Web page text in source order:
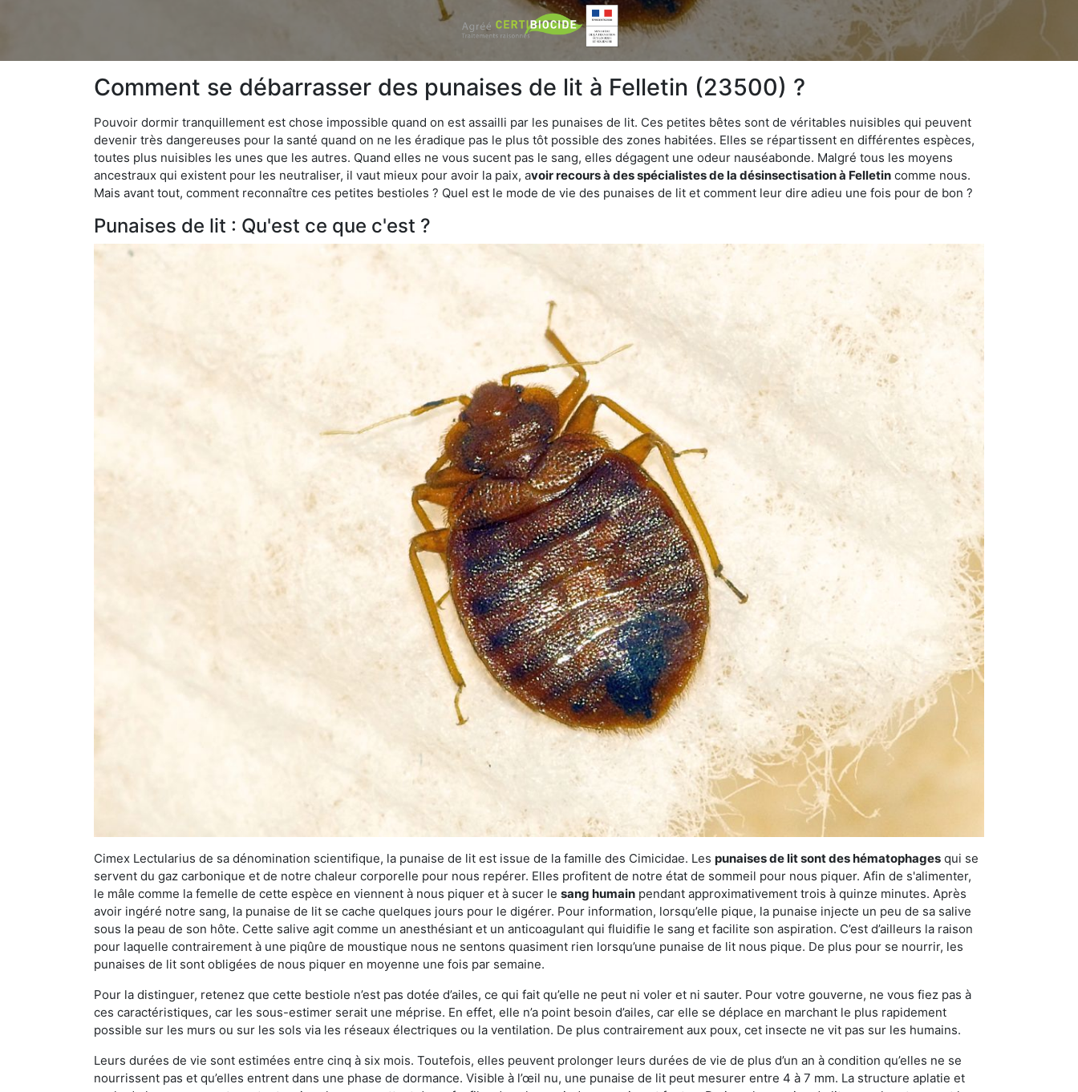
Comment se débarrasser des punaises de lit à Felletin (23500) ?
Pouvoir dormir tranquillement est chose impossible quand on est assailli par les punaises de lit. Ces petites bêtes sont de véritables nuisibles qui peuvent
devenir très dangereuses pour la santé quand on ne les éradique pas le plus tôt possible des zones habitées. Elles se répartissent en différentes espèces,
toutes plus nuisibles les unes que les autres. Quand elles ne vous sucent pas le sang, elles dégagent une odeur nauséabonde. Malgré tous les moyens
ancestraux qui existent pour les neutraliser, il vaut mieux pour avoir la paix, avoir recours à des spécialistes de la désinsectisation à Felletin comme nous.
Mais avant tout, comment reconnaître ces petites bestioles ? Quel est le mode de vie des punaises de lit et comment leur dire adieu une fois pour de bon ?
Punaises de lit : Qu'est ce que c'est ?
Cimex Lectularius de sa dénomination scientifique, la punaise de lit est issue de la famille des Cimicidae. Les punaises de lit sont des hématophages qui se
servent du gaz carbonique et de notre chaleur corporelle pour nous repérer. Elles profitent de notre état de sommeil pour nous piquer. Afin de s'alimenter,
le mâle comme la femelle de cette espèce en viennent à nous piquer et à sucer le sang humain pendant approximativement trois à quinze minutes. Après
avoir ingéré notre sang, la punaise de lit se cache quelques jours pour le digérer. Pour information, lorsqu’elle pique, la punaise injecte un peu de sa salive
sous la peau de son hôte. Cette salive agit comme un anesthésiant et un anticoagulant qui fluidifie le sang et facilite son aspiration. C’est d’ailleurs la raison
pour laquelle contrairement à une piqûre de moustique nous ne sentons quasiment rien lorsqu’une punaise de lit nous pique. De plus pour se nourrir, les
punaises de lit sont obligées de nous piquer en moyenne une fois par semaine.
Pour la distinguer, retenez que cette bestiole n’est pas dotée d’ailes, ce qui fait qu’elle ne peut ni voler et ni sauter. Pour votre gouverne, ne vous fiez pas à
ces caractéristiques, car les sous-estimer serait une méprise. En effet, elle n’a point besoin d’ailes, car elle se déplace en marchant le plus rapidement
possible sur les murs ou sur les sols via les réseaux électriques ou la ventilation. De plus contrairement aux poux, cet insecte ne vit pas sur les humains.
Leurs durées de vie sont estimées entre cinq à six mois. Toutefois, elles peuvent prolonger leurs durées de vie de plus d’un an à condition qu’elles ne se
nourrissent pas et qu’elles entrent dans une phase de dormance. Visible à l’œil nu, une punaise de lit peut mesurer entre 4 à 7 mm. La structure aplatie et